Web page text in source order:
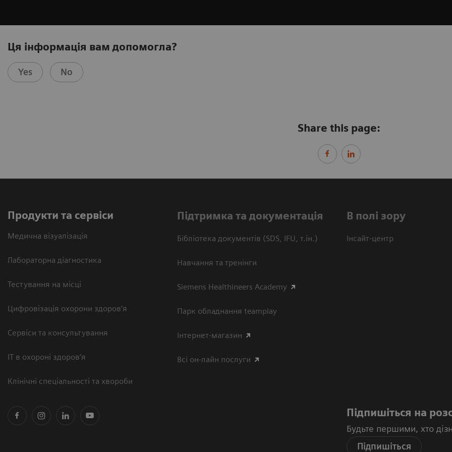
Ця інформація вам допомогла?
Yes No
Share this page:
Продукти та сервіси
Медична візуалізація
Лабораторна діагностика
Тестування на місці
Цифровізація охорони здоров’я
Сервіси та консультування
ІТ в охороні здоров’я
Клінічні спеціальності та хвороби
Підтримка та документація
Бібліотека документів (SDS, IFU, т.ін.)
Навчання та тренінги
Siemens Healthineers Academy
Парк обладнання teamplay
Інтернет-магазин
Всі он-лайн послуги
В полі зору
Інсайт-центр
Підпишіться на
Будьте першими, хто
Підпишіться